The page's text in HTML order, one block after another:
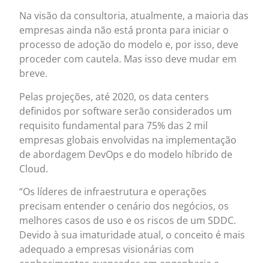
Na visão da consultoria, atualmente, a maioria das
empresas ainda não está pronta para iniciar o
processo de adoção do modelo e, por isso, deve
proceder com cautela. Mas isso deve mudar em
breve.
Pelas projeções, até 2020, os data centers
definidos por software serão considerados um
requisito fundamental para 75% das 2 mil
empresas globais envolvidas na implementação
de abordagem DevOps e do modelo híbrido de
Cloud.
“Os líderes de infraestrutura e operações
precisam entender o cenário dos negócios, os
melhores casos de uso e os riscos de um SDDC.
Devido à sua imaturidade atual, o conceito é mais
adequado a empresas visionárias com